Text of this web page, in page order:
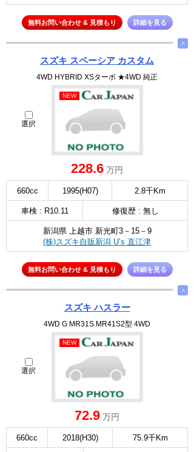
無料お問い合わせ & 見積もり 詳細を見る
∧
スズキ スペーシア カスタム
4WD HYBRID XSターボ ★4WD 純正
選択
NEW
228.6 万円
660cc 1995(H07) 2.8千Km
車検 : R10.11 修復歴 : 無し
新潟県 上越市 新光町3－15－9
(株)スズキ自販新潟 U’s 直江津
無料お問い合わせ & 見積もり 詳細を見る
∧
スズキ ハスラー
4WD G MR31S.MR41S2型 4WD
選択
NEW
72.9 万円
660cc 2018(H30) 75.9千Km